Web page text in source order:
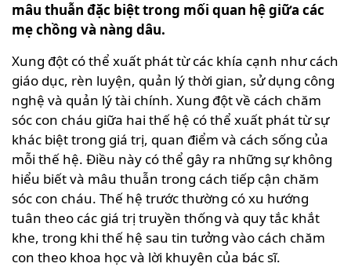
mâu thuẫn đặc biệt trong mối quan hệ giữa các
mẹ chồng và nàng dâu.
Xung đột có thể xuất phát từ các khía cạnh như cách
giáo dục, rèn luyện, quản lý thời gian, sử dụng công
nghệ và quản lý tài chính. Xung đột về cách chăm
sóc con cháu giữa hai thế hệ có thể xuất phát từ sự
khác biệt trong giá trị, quan điểm và cách sống của
mỗi thế hệ. Điều này có thể gây ra những sự không
hiểu biết và mâu thuẫn trong cách tiếp cận chăm
sóc con cháu. Thế hệ trước thường có xu hướng
tuân theo các giá trị truyền thống và quy tắc khắt
khe, trong khi thế hệ sau tin tưởng vào cách chăm
con theo khoa học và lời khuyên của bác sĩ.